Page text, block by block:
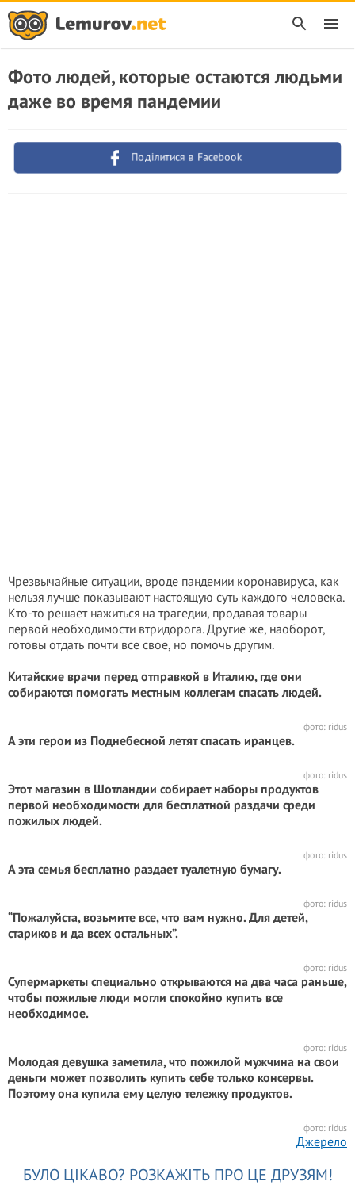
Фото людей, которые остаются людьми
даже во время пандемии
Поділитися в Facebook
Чрезвычайные ситуации, вроде пандемии коронавируса, как
нельзя лучше показывают настоящую суть каждого человека.
Кто-то решает нажиться на трагедии, продавая товары
первой необходимости втридорога. Другие же, наоборот,
готовы отдать почти все свое, но помочь другим.
Китайские врачи перед отправкой в Италию, где они
собираются помогать местным коллегам спасать людей.
фото: ridus
А эти герои из Поднебесной летят спасать иранцев.
фото: ridus
Этот магазин в Шотландии собирает наборы продуктов
первой необходимости для бесплатной раздачи среди
пожилых людей.
фото: ridus
А эта семья бесплатно раздает туалетную бумагу.
фото: ridus
“Пожалуйста, возьмите все, что вам нужно. Для детей,
стариков и да всех остальных”.
фото: ridus
Супермаркеты специально открываются на два часа раньше,
чтобы пожилые люди могли спокойно купить все
необходимое.
фото: ridus
Молодая девушка заметила, что пожилой мужчина на свои
деньги может позволить купить себе только консервы.
Поэтому она купила ему целую тележку продуктов.
фото: ridus
Джерело
БУЛО ЦІКАВО? РОЗКАЖІТЬ ПРО ЦЕ ДРУЗЯМ!